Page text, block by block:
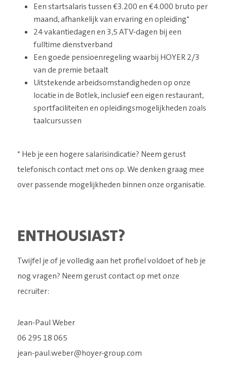
Een startsalaris tussen €3.200 en €4.000 bruto per
maand, afhankelijk van ervaring en opleiding*
24 vakantiedagen en 3,5 ATV-dagen bij een
fulltime dienstverband
Een goede pensioenregeling waarbij HOYER 2/3
van de premie betaalt
Uitstekende arbeidsomstandigheden op onze
locatie in de Botlek, inclusief een eigen restaurant,
sportfaciliteiten en opleidingsmogelijkheden zoals
taalcursussen
* Heb je een hogere salarisindicatie? Neem gerust
telefonisch contact met ons op. We denken graag mee
over passende mogelijkheden binnen onze organisatie.
ENTHOUSIAST?
Twijfel je of je volledig aan het profiel voldoet of heb je
nog vragen? Neem gerust contact op met onze
recruiter:
Jean-Paul Weber
06 295 18 065
jean-paul.weber@hoyer-group.com